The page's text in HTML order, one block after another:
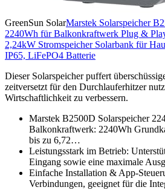
GreenSun SolarMarstek Solarspeicher
2240Wh für Balkonkraftwerk Plug &
2,24kW Stromspeicher Solarbank für
IP65, LiFePO4 Batterie
Dieser Solarspeicher puffert
zeitversetzt für den Durchlauferhitzer
Wirtschaftlichkeit zu verbessern.
Marstek B2500D Solarspeicher
Balkonkraftwerk: 2240Wh
bis zu 6,72…
Leistungsstark im Betrieb:
Eingang sowie eine maximale
Einfache Installation & App-
Verbindungen, geeignet für die